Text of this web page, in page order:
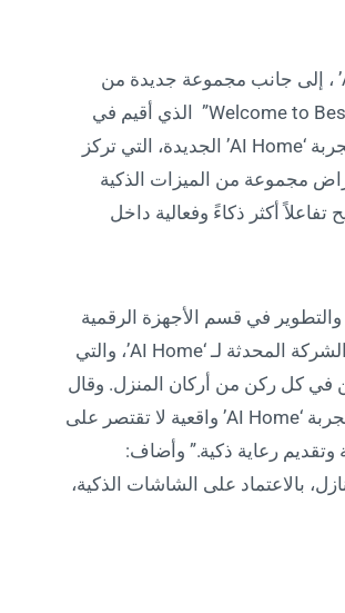
كشفت شركة سامسونج للإلكترونيات عن رؤيتها المحدثة لــ ‘AI Home’ ، إلى جانب مجموعة جديدة من
الأجهزة المنزلية المبتكرة، وذلك خلال حدث الإطلاق العالمي “Welcome to Bespoke AI” الذي أقيم في
العاصمة الكورية سيول. وسلّطت سامسونج الضوء خلال الحدث على تجربة ‘AI Home’ الجديدة، التي تركز
مجموعة من الميزات الذكية
أكثر ذكاءً وفعالية داخل
في قسم الأجهزة الرقمية
بشركة سامسونج للإلكترونيات، المؤتمر الصحفي العالمي بعرض رؤية الشركة المحدثة لـ ‘AI Home’، والتي
في كل ركن من أركان المنزل. وقال
جيونغ سيونغ مون: “من خلال أجهزة ‘Bespoke AI’، قدمت سامسونج تجربة ‘AI Home’ واقعية لا تقتصر على
وتقديم رعاية ذكية.” وأضاف:
بالاعتماد على الشاشات الذكية،